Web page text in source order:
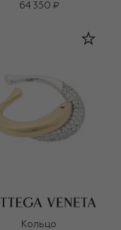
64 350 ₽
Кольцо